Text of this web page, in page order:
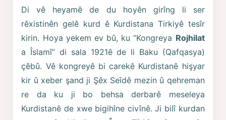
Di vê heyamê de du hoyên girîng li ser
rêxistinên gelê kurd ê Kurdistana Tirkiyê tesîr
kirin. Hoya yekem ev bû, ku “Kongreya Rojhilat
a Îslamî” di sala 1921ê de li Baku (Qafqasya)
çêbû. Vê kongreyê bi carekê Kurdistanê hişyar
kir û xeber şand ji Şêx Seîdê mezin û qehreman
re da ku ji bo behsa derbarê meseleya
Kurdistanê de xwe bigihîne civînê. Ji bilî kurdan